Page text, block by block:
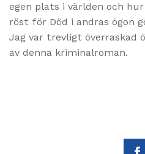
egen plats i världen och
röst för Död i andras ögon
Jag var trevligt överraskad
av denna kriminalroman.